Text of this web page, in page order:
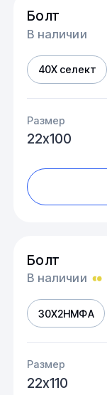
Болт
В наличии
40Х селект
Размер
22х100
Болт
В наличии
30Х2НМФА
Размер
22х110